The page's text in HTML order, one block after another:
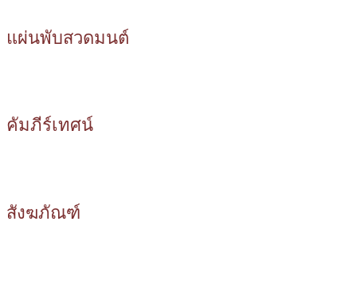
แผ่นพับสวดมนต์
คัมภีร์เทศน์
สังฆภัณฑ์